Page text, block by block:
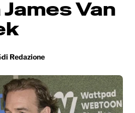
Van
di Redazione